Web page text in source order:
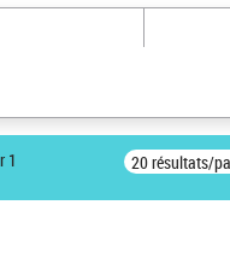
1 20 résultats/